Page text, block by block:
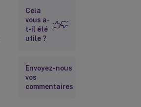
Cela
vous a-
t-il été
utile ?
Envoyez-nous
vos
commentaires